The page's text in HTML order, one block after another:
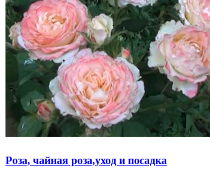
Роза, чайная роза,уход и посадка